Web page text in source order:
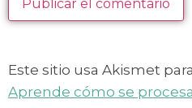
Este sitio usa Akismet
Aprende cómo se